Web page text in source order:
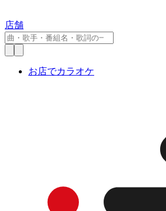
店舗
お店でカラオケ